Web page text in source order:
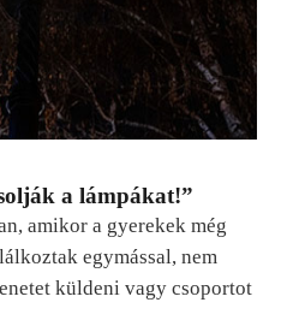
a lámpákat!”
amikor a gyerekek még
egymással, nem
küldeni vagy csoportot